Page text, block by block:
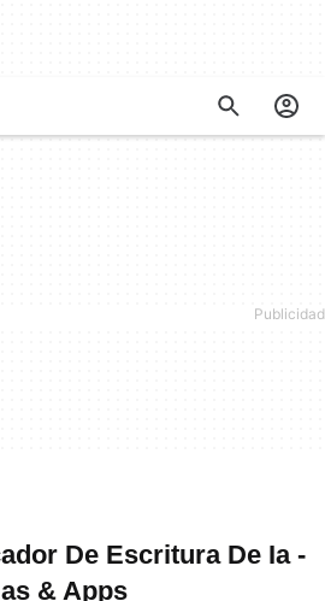
De Escritura De Ia -
& Apps